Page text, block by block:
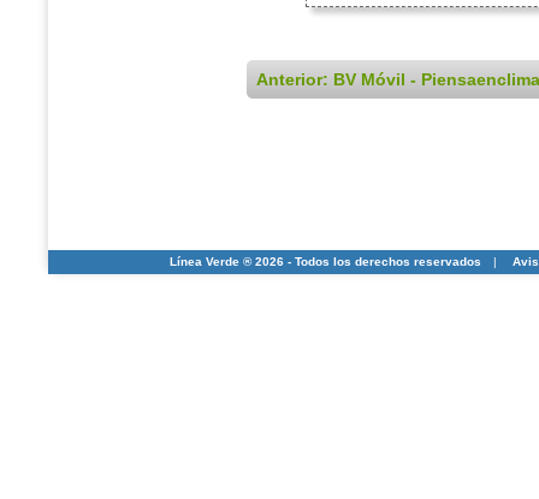
Anterior: BV Móvil - Piensaenclima
Línea Verde ® 2026 - Todos los derechos reservados |